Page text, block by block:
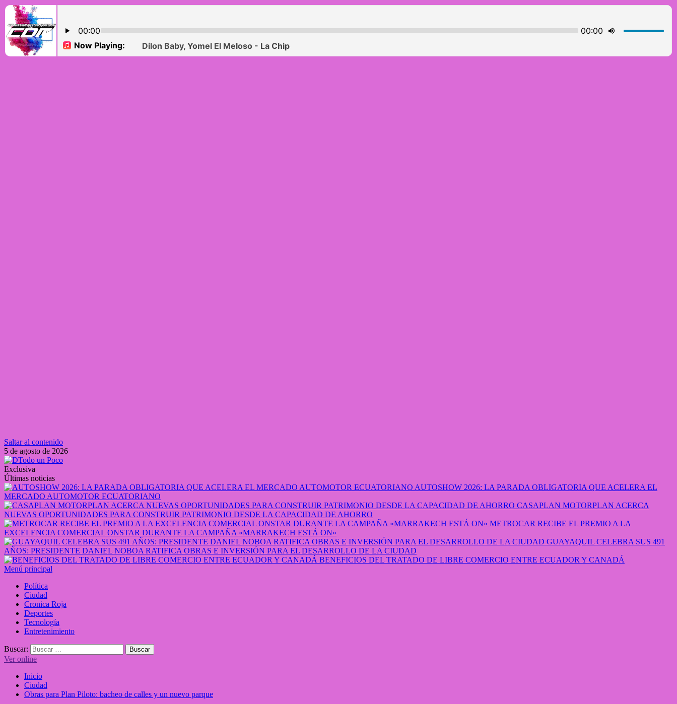
Saltar al contenido
5 de agosto de 2026
Exclusiva
Últimas noticias
AUTOSHOW 2026: LA PARADA OBLIGATORIA QUE ACELERA EL
MERCADO AUTOMOTOR ECUATORIANO
CASAPLAN MOTORPLAN ACERCA
NUEVAS OPORTUNIDADES PARA CONSTRUIR PATRIMONIO DESDE LA CAPACIDAD DE AHORRO
METROCAR RECIBE EL PREMIO A LA
EXCELENCIA COMERCIAL ONSTAR DURANTE LA CAMPAÑA «MARRAKECH ESTÁ ON»
GUAYAQUIL CELEBRA SUS 491
AÑOS: PRESIDENTE DANIEL NOBOA RATIFICA OBRAS E INVERSIÓN PARA EL DESARROLLO DE LA CIUDAD
BENEFICIOS DEL TRATADO DE LIBRE COMERCIO ENTRE ECUADOR Y CANADÁ
Menú principal
Política
Ciudad
Cronica Roja
Deportes
Tecnología
Entretenimiento
Buscar:
Ver online
Inicio
Ciudad
Obras para Plan Piloto: bacheo de calles y un nuevo parque